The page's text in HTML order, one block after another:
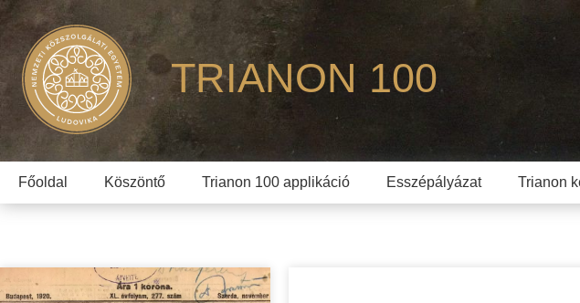
TRIANON 100
Főoldal Köszöntő Trianon 100 applikáció Esszépályázat Trianon